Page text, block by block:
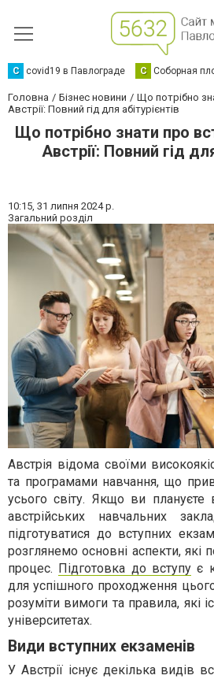
C covid19 в Павлограде С Соборная
Головна Бізнес новини
Що потрібно
Австрії: Повний гід для абітурієнтів
Що потрібно знати про
Австрії: Повний гід
10:15, 31 липня 2024 р.
Загальний розділ
Австрія відома своїми
та програмами навчання, що
усього світу. Якщо ви плануєте
австрійських навчальних
підготуватися до вступних
розглянемо основні аспекти, які
процес. Підготовка до вступу є
для успішного проходження
розуміти вимоги та правила, які
університетах.
Види вступних екзаменів
У Австрії існує декілька видів